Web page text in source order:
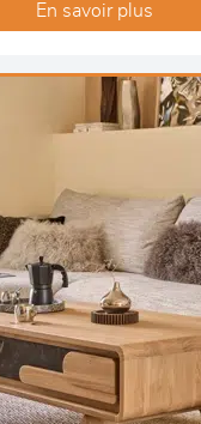
En savoir plus